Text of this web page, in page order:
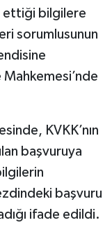
ettiği bilgilere
sorumlusunun
KVKK’nın
başvuruya
başvuru
ifade edildi.